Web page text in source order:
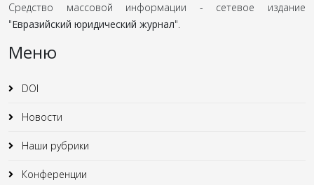
Средство массовой информации - сетевое издание
"Евразийский юридический журнал".
Меню
DOI
Новости
Наши рубрики
Конференции